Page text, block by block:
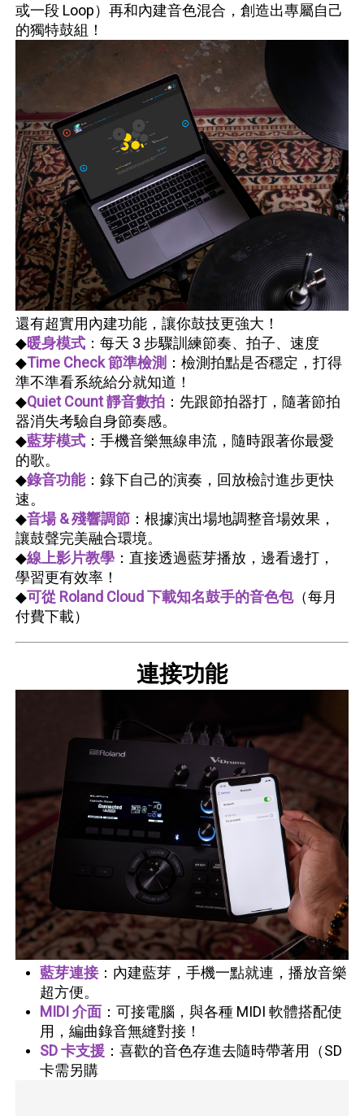
或一段 Loop）再和內建音色混合，創造出專屬自己
的獨特鼓組！
還有超實用內建功能，讓你鼓技更強大！
◆暖身模式 ：每天 3 步驟訓練節奏、拍子、速度
◆Time Check 節準檢測 ：檢測拍點是否穩定，打得
準不準看系統給分就知道！
◆Quiet Count 靜音數拍 ：先跟節拍器打，隨著節拍
器消失考驗自身節奏感。
◆藍芽模式 ：手機音樂無線串流，隨時跟著你最愛
的歌。
◆錄音功能：錄下自己的演奏，回放檢討進步更快
速。
◆音場 & 殘響調節 ：根據演出場地調整音場效果，
讓鼓聲完美融合環境。
◆線上影片教學 ：直接透過藍芽播放，邊看邊打，
學習更有效率！
◆可從 Roland Cloud 下載知名鼓手的音色包（每月
付費下載）
連接功能
藍芽連接：內建藍芽，手機一點就連，播放音樂
超方便。
MIDI 介面 ：可接電腦，與各種 MIDI 軟體搭配使
用，編曲錄音無縫對接！
SD 卡支援 ：喜歡的音色存進去隨時帶著用（SD
卡需另購